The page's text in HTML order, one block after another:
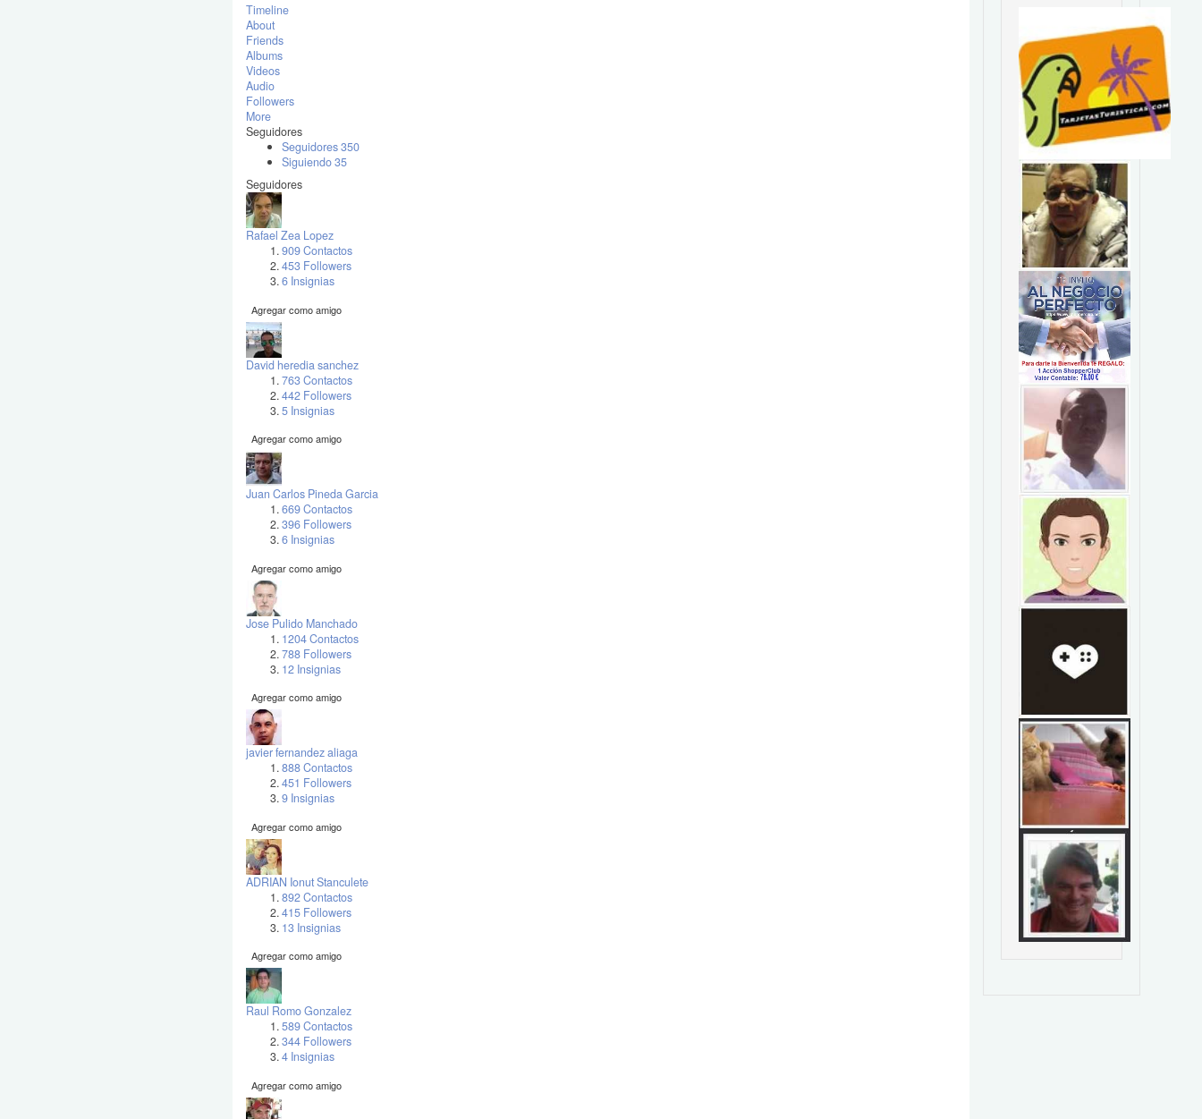
Timeline
About
Friends
Albums
Videos
Audio
Followers
More
Seguidores
Seguidores350
Siguiendo35
Seguidores
Rafael Zea Lopez
909 Contactos
453 Followers
6 Insignias
Agregar como amigo
David heredia sanchez
763 Contactos
442 Followers
5 Insignias
Agregar como amigo
Juan Carlos Pineda Garcia
669 Contactos
396 Followers
6 Insignias
Agregar como amigo
Jose Pulido Manchado
1204 Contactos
788 Followers
12 Insignias
Agregar como amigo
javier fernandez aliaga
888 Contactos
451 Followers
9 Insignias
Agregar como amigo
ADRIAN Ionut Stanculete
892 Contactos
415 Followers
13 Insignias
Agregar como amigo
Raul Romo Gonzalez
589 Contactos
344 Followers
4 Insignias
Agregar como amigo